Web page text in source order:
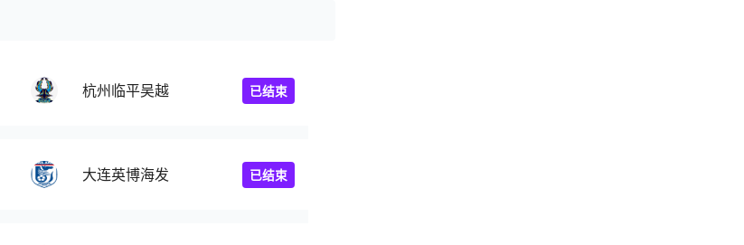
杭州临平吴越 已结束
大连英博海发 已结束